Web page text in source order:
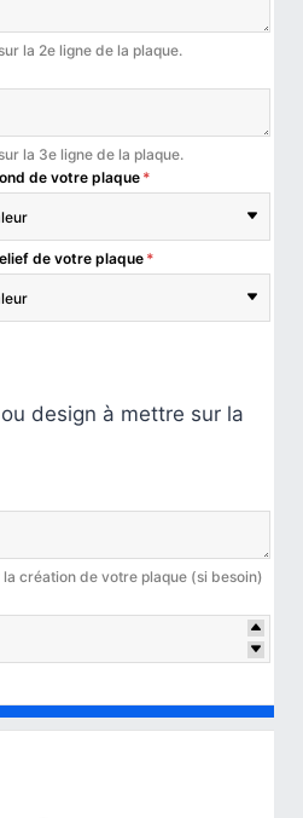
la 2e ligne de la plaque.
la 3e ligne de la plaque.
de votre plaque *
de votre plaque *
design à mettre sur la
création de votre plaque (si besoin)